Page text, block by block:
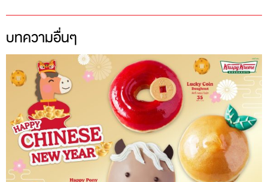
บทความอื่นๆ